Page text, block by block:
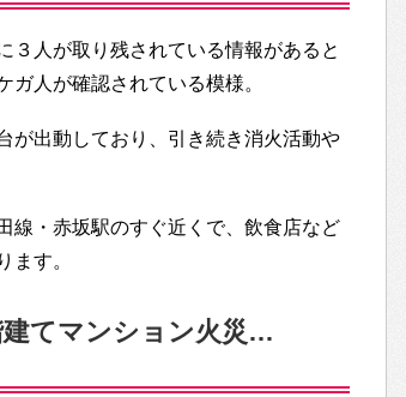
３人が取り残されている情報があると
人が確認されている模様。
が出動しており、引き続き消火活動や
線・赤坂駅のすぐ近くで、飲食店など
ます。
建てマンション火災…